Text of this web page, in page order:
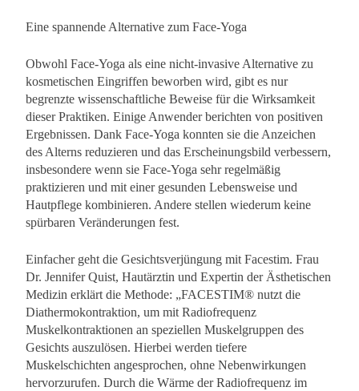
Eine spannende Alternative zum Face-Yoga
Obwohl Face-Yoga als eine nicht-invasive Alternative zu
kosmetischen Eingriffen beworben wird, gibt es nur
begrenzte wissenschaftliche Beweise für die Wirksamkeit
dieser Praktiken. Einige Anwender berichten von positiven
Ergebnissen. Dank Face-Yoga konnten sie die Anzeichen
des Alterns reduzieren und das Erscheinungsbild verbessern,
insbesondere wenn sie Face-Yoga sehr regelmäßig
praktizieren und mit einer gesunden Lebensweise und
Hautpflege kombinieren. Andere stellen wiederum keine
spürbaren Veränderungen fest.
Einfacher geht die Gesichtsverjüngung mit Facestim. Frau
Dr. Jennifer Quist, Hautärztin und Expertin der Ästhetischen
Medizin erklärt die Methode: „FACESTIM® nutzt die
Diathermokontraktion, um mit Radiofrequenz
Muskelkontraktionen an speziellen Muskelgruppen des
Gesichts auszulösen. Hierbei werden tiefere
Muskelschichten angesprochen, ohne Nebenwirkungen
hervorzurufen. Durch die Wärme der Radiofrequenz im